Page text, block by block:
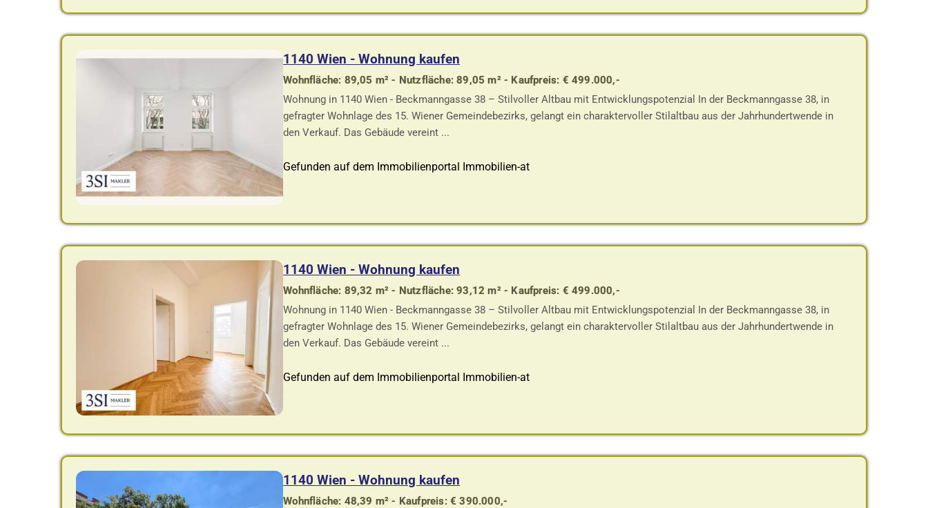
1140 Wien - Wohnung kaufen
Wohnfläche: 89,05 m² - Nutzfläche: 89,05 m² - Kaufpreis: € 499.000,-
Wohnung in 1140 Wien - Beckmanngasse 38 – Stilvoller Altbau mit Entwicklungspotenzial In der Beckmanngasse 38, in
gefragter Wohnlage des 15. Wiener Gemeindebezirks, gelangt ein charaktervoller Stilaltbau aus der Jahrhundertwende in
den Verkauf. Das Gebäude vereint ...
Gefunden auf dem Immobilienportal Immobilien-at
1140 Wien - Wohnung kaufen
Wohnfläche: 89,32 m² - Nutzfläche: 93,12 m² - Kaufpreis: € 499.000,-
Wohnung in 1140 Wien - Beckmanngasse 38 – Stilvoller Altbau mit Entwicklungspotenzial In der Beckmanngasse 38, in
gefragter Wohnlage des 15. Wiener Gemeindebezirks, gelangt ein charaktervoller Stilaltbau aus der Jahrhundertwende in
den Verkauf. Das Gebäude vereint ...
Gefunden auf dem Immobilienportal Immobilien-at
1140 Wien - Wohnung kaufen
Wohnfläche: 48,39 m² - Kaufpreis: € 390.000,-